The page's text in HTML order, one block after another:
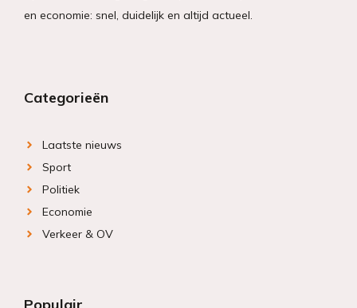
en economie: snel, duidelijk en altijd actueel.
Categorieën
Laatste nieuws
Sport
Politiek
Economie
Verkeer & OV
Populair